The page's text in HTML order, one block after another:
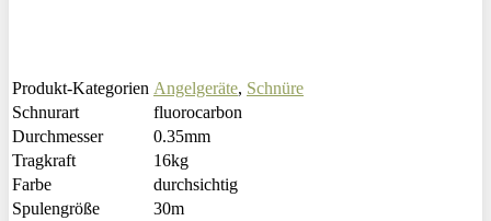
Produkt-Kategorien Angelgeräte, Schnüre
Schnurart
fluorocarbon
Durchmesser
0.35mm
Tragkraft
16kg
Farbe
durchsichtig
Spulengröße
30m